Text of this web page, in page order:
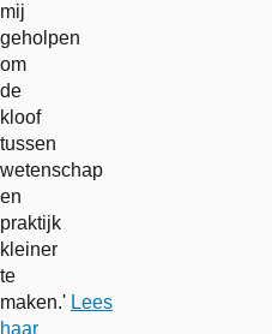
mij
geholpen
om
de
kloof
tussen
wetenschap
en
praktijk
kleiner
te
maken.' Lees
haar